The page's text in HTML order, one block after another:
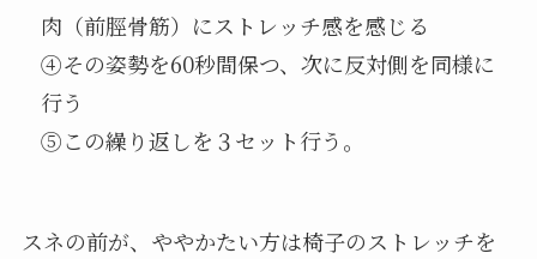
肉（前脛骨筋）にストレッチ感を感じる
④その姿勢を60秒間保つ、次に反対側を同様に
行う
⑤この繰り返しを３セット行う。
スネの前が、ややかたい方は椅子のストレッチを